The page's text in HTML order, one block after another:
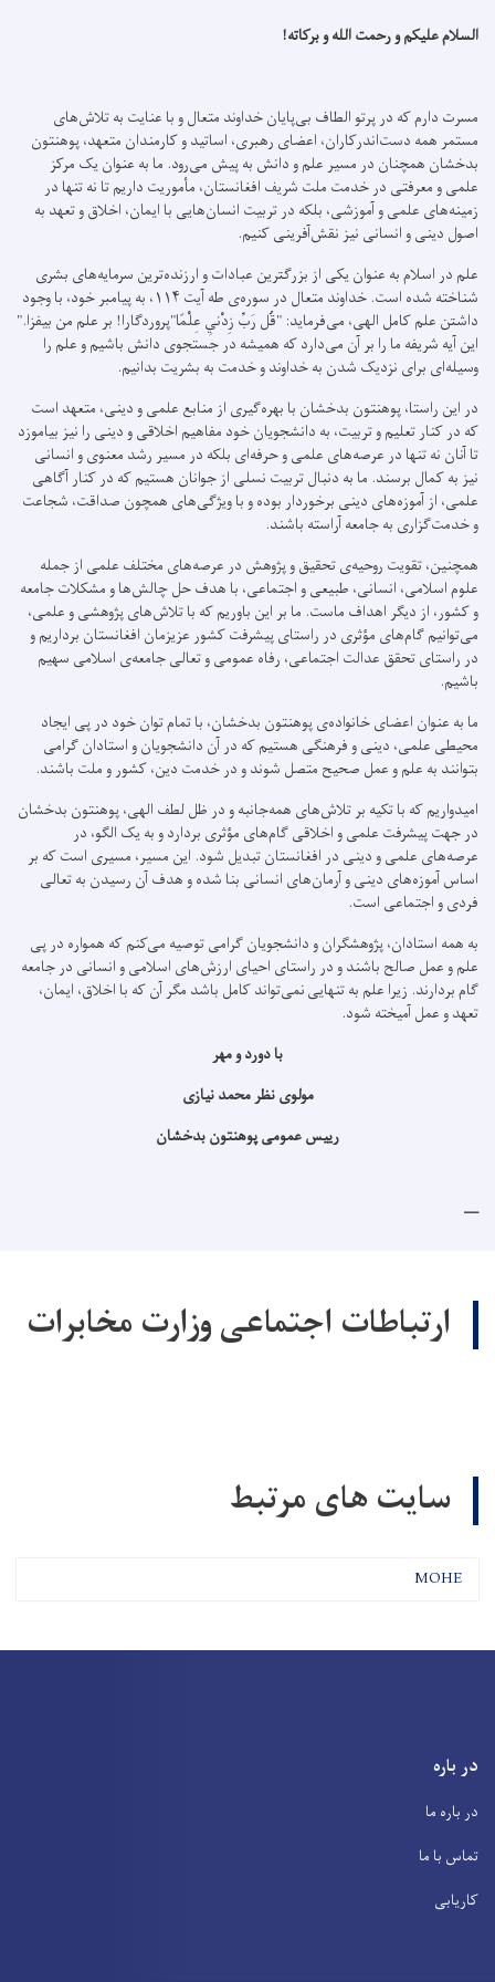
السلام علیکم و رحمت الله و برکاته!
مسرت دارم که در پرتو الطاف بی‌پایان خداوند متعال و با عنایت به تلاش‌های
مستمر همه دست‌اندرکاران، اعضای رهبری، اساتید و کارمندان متعهد، پوهنتون
بدخشان همچنان در مسیر علم و دانش به پیش می‌رود. ما به عنوان یک مرکز
علمی و معرفتی در خدمت ملت شریف افغانستان، مأموریت داریم تا نه تنها در
زمینه‌های علمی و آموزشی، بلکه در تربیت انسان‌هایی با ایمان، اخلاق و تعهد به
اصول دینی و انسانی نیز نقش‌آفرینی کنیم.
علم در اسلام به عنوان یکی از بزرگترین عبادات و ارزنده‌ترین سرمایه‌های بشری
شناخته شده است. خداوند متعال در سوره‌ی طه آیت ۱۱۴، به پیامبر خود، با وجود
داشتن علم کامل الهی‌، می‌فرماید: "قُل رَبِّ زِدْنِي عِلْمًا"پروردگارا! بر علم من بیفزا."
این آیه شریفه ما را بر آن می‌دارد که همیشه در جستجوی دانش باشیم و علم را
وسیله‌ای برای نزدیک شدن به خداوند و خدمت به بشریت بدانیم.
در این راستا، پوهنتون بدخشان با بهره‌گیری از منابع علمی و دینی، متعهد است
که در کنار تعلیم و تربیت، به دانشجویان خود مفاهیم اخلاقی و دینی را نیز بیاموزد
تا آنان نه تنها در عرصه‌های علمی و حرفه‌ای بلکه در مسیر رشد معنوی و انسانی
نیز به کمال برسند. ما به دنبال تربیت نسلی از جوانان هستیم که در کنار آگاهی
علمی، از آموزه‌های دینی برخوردار بوده و با ویژگی‌های همچون صداقت، شجاعت
و خدمت‌گزاری به جامعه آراسته باشند.
همچنین، تقویت روحیه‌ی تحقیق و پژوهش در عرصه‌های مختلف علمی از جمله
علوم اسلامی، انسانی، طبیعی و اجتماعی، با هدف حل چالش‌ها و مشکلات جامعه
و کشور، از دیگر اهداف ماست. ما بر این باوریم که با تلاش‌های پژوهشی و علمی،
می‌توانیم گام‌های مؤثری در راستای پیشرفت کشور عزیزمان افغانستان برداریم و
در راستای تحقق عدالت اجتماعی، رفاه عمومی و تعالی جامعه‌ی اسلامی سهیم
باشیم.
ما به عنوان اعضای خانواده‌ی پوهنتون بدخشان، با تمام توان خود در پی ایجاد
محیطی علمی، دینی و فرهنگی هستیم که در آن دانشجویان و استادان گرامی
بتوانند به علم و عمل صحیح متصل شوند و در خدمت دین، کشور و ملت باشند.
امیدواریم که با تکیه بر تلاش‌های همه‌جانبه و در ظل لطف الهی، پوهنتون بدخشان
در جهت پیشرفت علمی و اخلاقی گام‌های مؤثری بردارد و به یک الگو، در
عرصه‌های علمی و دینی در افغانستان تبدیل شود. این مسیر، مسیری است که بر
اساس آموزه‌های دینی و آرمان‌های انسانی بنا شده و هدف آن رسیدن به تعالی
فردی و اجتماعی است.
به همه استادان، پژوهشگران و دانشجویان گرامی توصیه می‌کنم که همواره در پی
علم و عمل صالح باشند و در راستای احیای ارزش‌های اسلامی و انسانی در جامعه
گام بردارند. زیرا علم به تنهایی نمی‌تواند کامل باشد مگر آن که با اخلاق، ایمان،
تعهد و عمل آمیخته شود.
با دورد و مهر
مولوی نظر محمد نیازی
رییس عمومی پوهنتون بدخشان
ارتباطات اجتماعی وزارت مخابرات
سایت های مرتبط
MOHE
در باره
در باره ما
تماس با ما
کاریابی